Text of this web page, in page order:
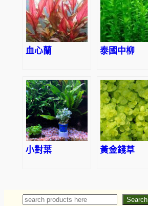
血心蘭 泰國中柳
小對葉 黃金錢草
Search Search